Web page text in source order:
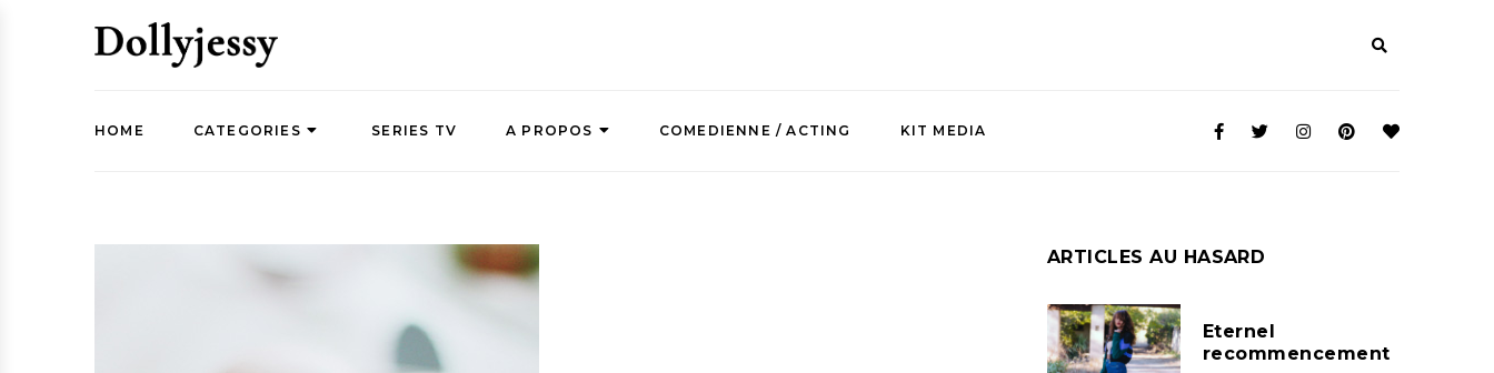
HOME CATEGORIES SERIES TV A PROPOS COMEDIENNE / ACTING KIT MEDIA
ARTICLES AU HASARD
Eternel
recommencement